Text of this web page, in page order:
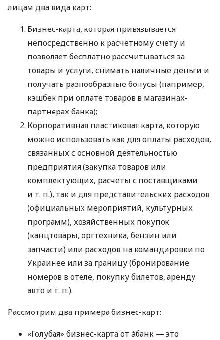
лицам два вида карт:
Бизнес-карта, которая привязывается
непосредственно к расчетному счету и
позволяет бесплатно рассчитываться за
товары и услуги, снимать наличные деньги и
получать разнообразные бонусы (например,
кэшбек при оплате товаров в магазинах-
партнерах банка);
Корпоративная пластиковая карта, которую
можно использовать как для оплаты расходов,
связанных с основной деятельностью
предприятия (закупка товаров или
комплектующих, расчеты с поставщиками
и т. п.), так и для представительских расходов
(официальных мероприятий, культурных
программ), хозяйственных покупок
(канцтовары, оргтехника, бензин или
запчасти) или расходов на командировки по
Украинее или за границу (бронирование
номеров в отеле, покупку билетов, аренду
авто и т. п.).
Рассмотрим два примера бизнес-карт:
«Голубая» бизнес-карта от àбанк — это